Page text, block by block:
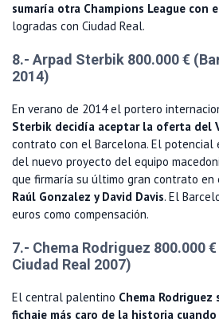
sumaría otra Champions League con
logradas con Ciudad Real.
8.- Arpad Sterbik 800.000 €
2014)
En verano de 2014 el portero
Sterbik decidía aceptar la oferta del
contrato con el Barcelona. El potencial
del nuevo proyecto del equipo
que firmaría su último gran contrato en
Raúl Gonzalez y David Davis. El
euros como compensación.
7.- Chema Rodriguez 800.000
Ciudad Real 2007)
El central palentino Chema
fichaje más caro de la historia